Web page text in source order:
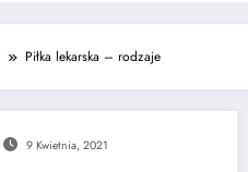
Piłka lekarska – rodzaje
9 Kwietnia, 2021